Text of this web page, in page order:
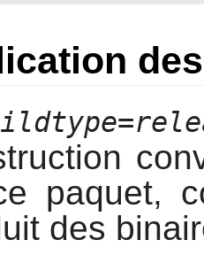
paquet,
des